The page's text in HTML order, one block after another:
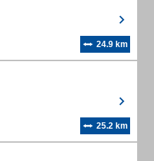
24.9 km
25.2 km